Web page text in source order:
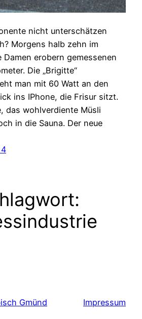
nicht unterschätzen
Morgens halb zehn im
erobern gemessenen
Die „Brigitte“
man mit 60 Watt an den
ins IPhone, die Frisur sitzt.
das wohlverdiente Müsli
in die Sauna. Der neue
Gmünd Impressum